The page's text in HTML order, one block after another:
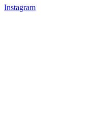
Instagram